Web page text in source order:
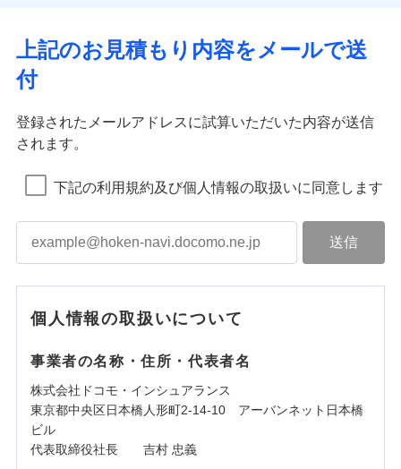
上記のお見積もり内容をメールで送
付
登録されたメールアドレスに試算いただいた内容が送信
されます。
下記の利用規約及び個人情報の取扱いに同意します
個人情報の取扱いについて
事業者の名称・住所・代表者名
株式会社ドコモ・インシュアランス
東京都中央区日本橋人形町2-14-10 アーバンネット日本橋
ビル
代表取締役社長 吉村 忠義